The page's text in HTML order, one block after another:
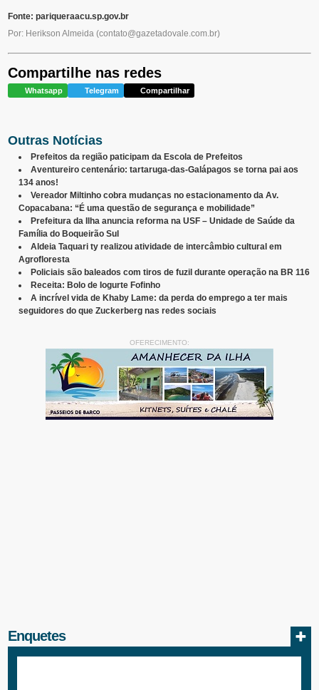
Fonte: pariqueraacu.sp.gov.br
Por: Herikson Almeida (contato@gazetadovale.com.br)
Compartilhe nas redes
Whatsapp Telegram Compartilhar
Outras Notícias
Prefeitos da região paticipam da Escola de Prefeitos
Aventureiro centenário: tartaruga‑das‑Galápagos se torna pai aos
134 anos!
Vereador Miltinho cobra mudanças no estacionamento da Av.
Copacabana: “É uma questão de segurança e mobilidade”
Prefeitura da Ilha anuncia reforma na USF – Unidade de Saúde da
Família do Boqueirão Sul
Aldeia Taquari ty realizou atividade de intercâmbio cultural em
Agrofloresta
Policiais são baleados com tiros de fuzil durante operação na BR 116
Receita: Bolo de Iogurte Fofinho
A incrível vida de Khaby Lame: da perda do emprego a ter mais
seguidores do que Zuckerberg nas redes sociais
OFERECIMENTO:
Enquetes